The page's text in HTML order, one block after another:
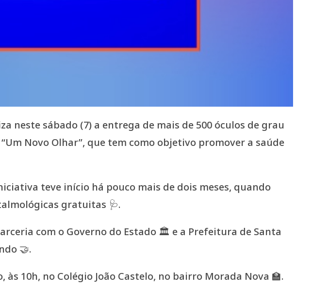
neste sábado (7) a entrega de mais de 500 óculos de grau
Novo Olhar”, que tem como objetivo promover a saúde
teve início há pouco mais de dois meses, quando
gratuitas 🩺.
com o Governo do Estado 🏛️ e a Prefeitura de Santa
🤝.
10h, no Colégio João Castelo, no bairro Morada Nova 🏫.